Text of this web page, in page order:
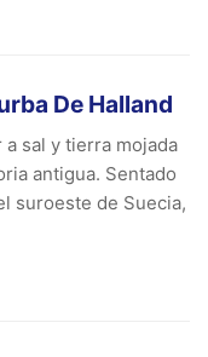
De Halland
sal y tierra mojada
antigua. Sentado
suroeste de Suecia,